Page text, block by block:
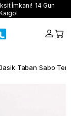
İmkanı! 14 Gün
Taban Sabo